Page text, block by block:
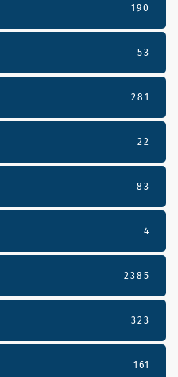
190
53
281
22
83
4
2385
323
161